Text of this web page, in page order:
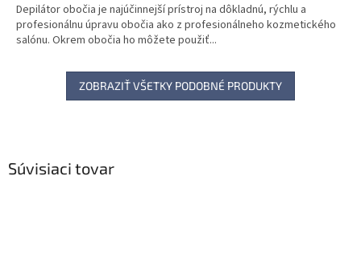
Súvisiaci tovar
Depilátor obočia je najúčinnejší prístroj na dôkladnú, rýchlu a
profesionálnu úpravu obočia ako z profesionálneho kozmetického
salónu. Okrem obočia ho môžete použiť...
ZOBRAZIŤ VŠETKY PODOBNÉ PRODUKTY